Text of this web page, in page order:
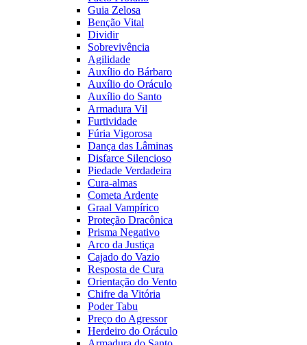
Guia Zelosa
Benção Vital
Dividir
Sobrevivência
Agilidade
Auxílio do Bárbaro
Auxílio do Oráculo
Auxílio do Santo
Armadura Vil
Furtividade
Fúria Vigorosa
Dança das Lâminas
Disfarce Silencioso
Piedade Verdadeira
Cura-almas
Cometa Ardente
Graal Vampírico
Proteção Dracônica
Prisma Negativo
Arco da Justiça
Cajado do Vazio
Resposta de Cura
Orientação do Vento
Chifre da Vitória
Poder Tabu
Preço do Agressor
Herdeiro do Oráculo